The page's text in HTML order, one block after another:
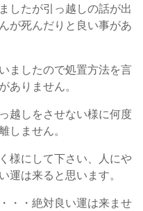
したが引っ越しの話が出
が死んだりと良い事があ
ましたので処置方法を言
ありません。
越しをさせない様に何度
しません。
様にして下さい、人にや
運は来ると思います。
・・絶対良い運は来ませ